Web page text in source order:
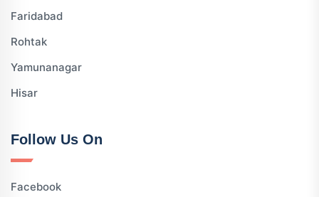
Faridabad
Rohtak
Yamunanagar
Hisar
Follow Us On
Facebook